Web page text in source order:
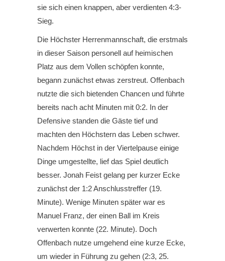
sie sich einen knappen, aber verdienten 4:3-
Sieg.
Die Höchster Herrenmannschaft, die erstmals
in dieser Saison personell auf heimischen
Platz aus dem Vollen schöpfen konnte,
begann zunächst etwas zerstreut. Offenbach
nutzte die sich bietenden Chancen und führte
bereits nach acht Minuten mit 0:2. In der
Defensive standen die Gäste tief und
machten den Höchstern das Leben schwer.
Nachdem Höchst in der Viertelpause einige
Dinge umgestellte, lief das Spiel deutlich
besser. Jonah Feist gelang per kurzer Ecke
zunächst der 1:2 Anschlusstreffer (19.
Minute). Wenige Minuten später war es
Manuel Franz, der einen Ball im Kreis
verwerten konnte (22. Minute). Doch
Offenbach nutze umgehend eine kurze Ecke,
um wieder in Führung zu gehen (2:3, 25.